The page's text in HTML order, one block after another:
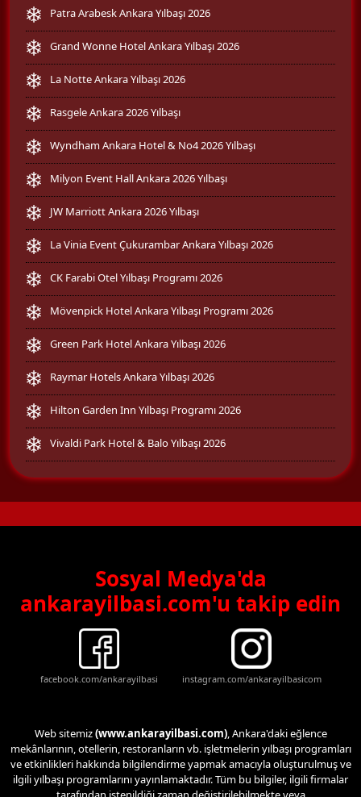
Patra Arabesk Ankara Yılbaşı 2026
Grand Wonne Hotel Ankara Yılbaşı 2026
La Notte Ankara Yılbaşı 2026
Rasgele Ankara 2026 Yılbaşı
Wyndham Ankara Hotel & No4 2026 Yılbaşı
Milyon Event Hall Ankara 2026 Yılbaşı
JW Marriott Ankara 2026 Yılbaşı
La Vinia Event Çukurambar Ankara Yılbaşı 2026
CK Farabi Otel Yılbaşı Programı 2026
Mövenpick Hotel Ankara Yılbaşı Programı 2026
Green Park Hotel Ankara Yılbaşı 2026
Raymar Hotels Ankara Yılbaşı 2026
Hilton Garden Inn Yılbaşı Programı 2026
Vivaldi Park Hotel & Balo Yılbaşı 2026
Sosyal Medya'da
ankarayilbasi.com'u takip edin
facebook.com/ankarayilbasi instagram.com/ankarayilbasicom
Web sitemiz(www.ankarayilbasi.com), Ankara'daki eğlence
mekânlarının, otellerin, restoranların vb. işletmelerin yılbaşı programları
ve etkinlikleri hakkında bilgilendirme yapmak amacıyla oluşturulmuş ve
ilgili yılbaşı programlarını yayınlamaktadır. Tüm bu bilgiler, ilgili firmalar